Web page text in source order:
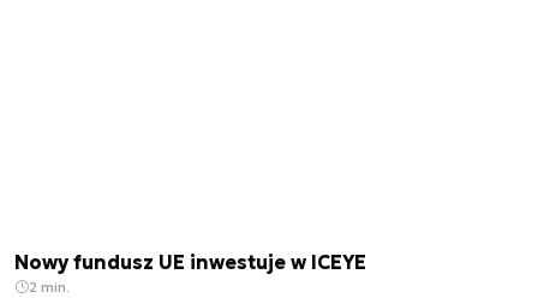
Nowy fundusz UE inwestuje w ICEYE
2 min.